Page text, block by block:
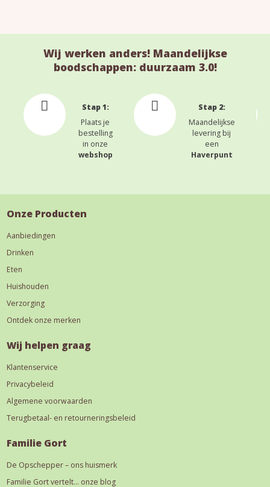
Wij werken anders! Maandelijkse
boodschappen: duurzaam 3.0!
Stap 1:
Plaats je
bestelling
in onze
webshop
Stap 2:
Maandelijkse
levering bij
een
Haverpunt
Onze Producten
Aanbiedingen
Drinken
Eten
Huishouden
Verzorging
Ontdek onze merken
Wij helpen graag
Klantenservice
Privacybeleid
Algemene voorwaarden
Terugbetaal- en retourneringsbeleid
Familie Gort
De Opschepper – ons huismerk
Familie Gort vertelt… onze blog